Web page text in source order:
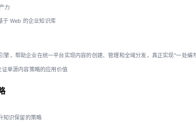
力
于 Web 的企业知识库
，帮助企业在统一平台实现内容的创建、管理和全域分发，真正实现"一处编
证单源内容策略的应用价值
知识保留的策略